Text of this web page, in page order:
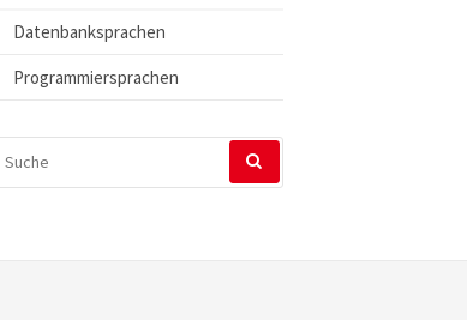
Datenbanksprachen
Programmiersprachen
NACH: